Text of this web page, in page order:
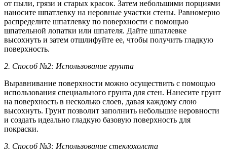
от пыли, грязи и старых красок. Затем небольшими порциями
наносите шпатлевку на неровные участки стены. Равномерно
распределите шпатлевку по поверхности с помощью
шпательной лопатки или шпателя. Дайте шпатлевке
высохнуть и затем отшлифуйте ее, чтобы получить гладкую
поверхность.
2. Способ №2: Использование грунта
Выравнивание поверхности можно осуществить с помощью
использования специального грунта для стен. Нанесите грунт
на поверхность в несколько слоев, давая каждому слою
высохнуть. Грунт позволит заполнить небольшие неровности
и создать идеально гладкую базовую поверхность для
покраски.
3. Способ №3: Использование стеклохолста